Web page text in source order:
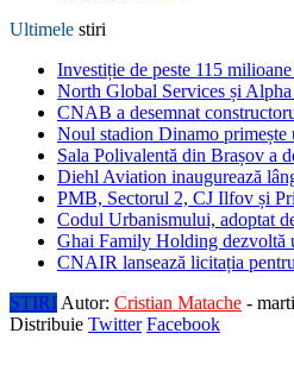
Ultimele stiri
Investiție de peste 115
North Global Services și
CNAB a desemnat
Noul stadion Dinamo primește
Sala Polivalentă din Brașov a
Diehl Aviation inaugurează
PMB, Sectorul 2, CJ Ilfov și
Codul Urbanismului, adoptat
Ghai Family Holding dezvoltă
CNAIR lansează licitația
STIRI Autor: Cristian Matache -
Distribuie Twitter Facebook